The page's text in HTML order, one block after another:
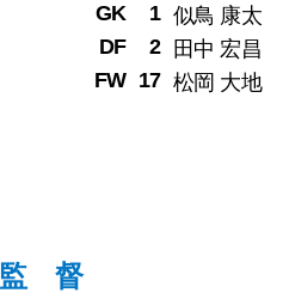
GK 1 似鳥 康太
DF
2
田中 宏昌
FW 17 松岡 大地
監 督